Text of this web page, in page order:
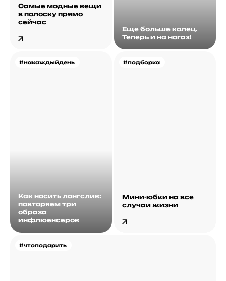
Самые модные вещи
в полоску прямо
сейчас
Еще больше колец.
Теперь и на ногах!
#накаждыйдень
Как носить лонгслив:
повторяем три
образа
инфлюенсеров
#чтоподарить
#подборка
Мини-юбки на все
случаи жизни